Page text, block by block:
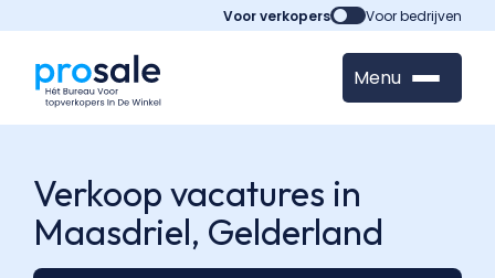
Voor verkopers Voor bedrijven
Menu
Verkoop vacatures in
Maasdriel, Gelderland